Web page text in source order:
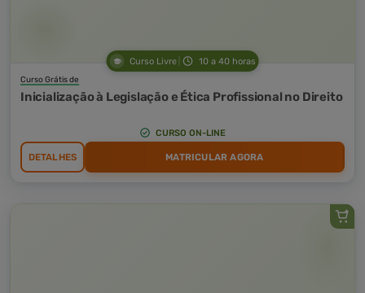
Curso Livre 10 a 40 horas
Curso Grátis de
Inicialização à Legislação e Ética Profissional no Direito
CURSO ON-LINE
DETALHES MATRICULAR AGORA